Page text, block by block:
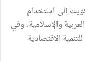
إلى استخدام
والإسلامية، وفي
الاقتصادية